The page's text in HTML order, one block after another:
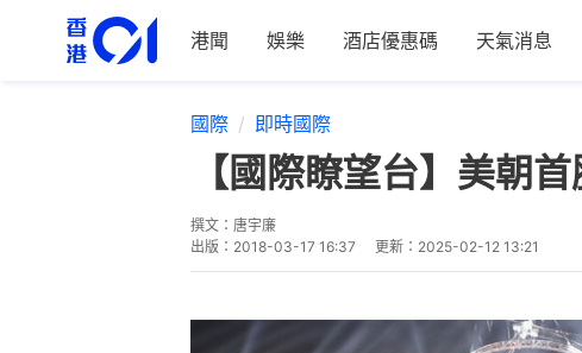
港聞 娛樂 酒店優惠碼 天氣消息
國際 即時國際
【國際瞭望台】美朝
撰文： 唐宇廉
出版： 2018-03-17 16:37 更新： 2025-02-12 13:21